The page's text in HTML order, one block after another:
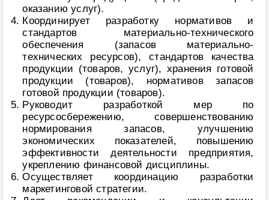
оказанию услуг).
Координирует разработку нормативов и
стандартов материально-технического
обеспечения (запасов материально-
технических ресурсов), стандартов качества
продукции (товаров, услуг), хранения готовой
продукции (товаров), нормативов запасов
готовой продукции (товаров).
Руководит разработкой мер по
ресурсосбережению, совершенствованию
нормирования запасов, улучшению
экономических показателей, повышению
эффективности деятельности предприятия,
укреплению финансовой дисциплины.
Осуществляет координацию разработки
маркетинговой стратегии.